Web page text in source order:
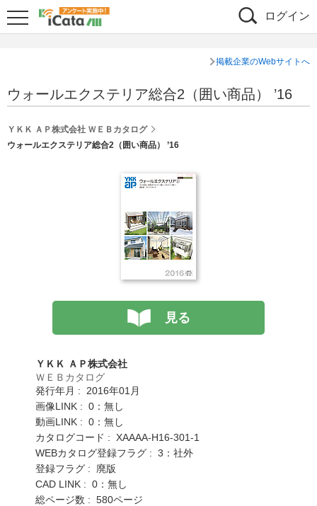
ログイン
掲載企業のWebサイトへ
ウォールエクステリア総合2（囲い商品） ’16
ＹＫＫ ＡＰ株式会社 ＷＥＢカタログ
ウォールエクステリア総合2（囲い商品） ’16
見る
ＹＫＫ ＡＰ株式会社
ＷＥＢカタログ
発行年月 : 2016年01月
画像LINK : 0：無し
動画LINK : 0：無し
カタログコード : XAAAA-H16-301-1
WEBカタログ登録フラグ : 3：社外
登録フラグ : 廃版
CAD LINK : 0：無し
総ページ数 : 580ページ